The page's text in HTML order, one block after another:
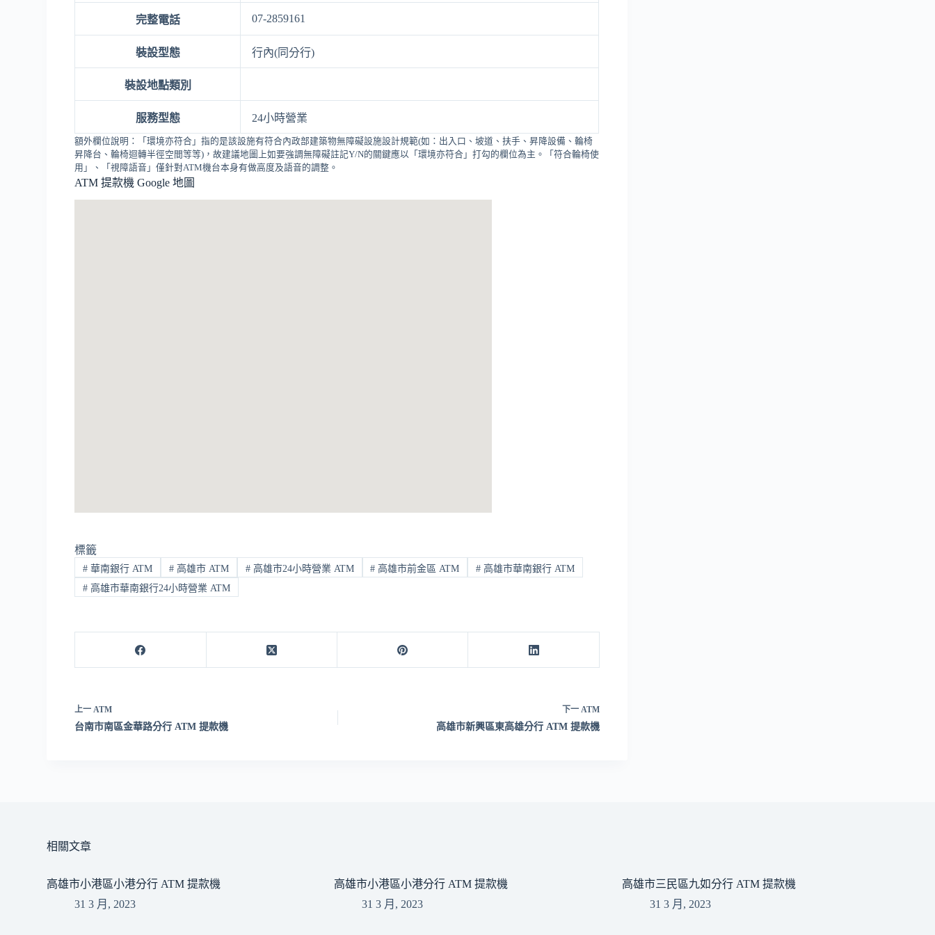
完整電話 07-2859161
裝設型態 行內(同分行)
裝設地點類別
服務型態 24小時營業
額外欄位說明：「環境亦符合」指的是該設施有符合內政部建築物無障礙設施設計規範(如：出入口、坡道、扶手、昇降設備、輪椅
昇降台、輪椅迴轉半徑空間等等)，故建議地圖上如要強調無障礙註記Y/N的關鍵應以「環境亦符合」打勾的欄位為主。「符合輪椅使
用」、「視障語音」僅針對ATM機台本身有做高度及語音的調整。
ATM 提款機 Google 地圖
標籤
# 華南銀行 ATM #高雄市 ATM #高雄市24小時營業 ATM # 高雄市前金區 ATM # 高雄市華南銀行 ATM
# 高雄市華南銀行24小時營業 ATM
上一ATM
台南市南區金華路分行 ATM 提款機
下一 ATM
高雄市新興區東高雄分行 ATM 提款機
相關文章
高雄市小港區小港分行 ATM 提款機
31 3 月, 2023
高雄市小港區小港分行 ATM 提款機
31 3 月, 2023
高雄市三民區九如分行 ATM 提款機
31 3 月, 2023